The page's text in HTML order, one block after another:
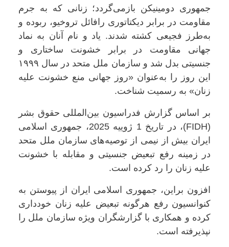
جمهوری دومینیکن بازمی‌گردد؛ زنانی که به جرم
مقاومت در برابر دیکتاتوری رافائل تروخیو، ربوده و
به‌طرز فجیعی کشته شدند. یاد و نام آنان به نماد
جهانی مقاومت در برابر خشونت ساختاری و
جنسیتی بدل شد و سازمان ملل متحد در سال ۱۹۹۹
این روز را به‌عنوان «روز جهانی منع خشونت علیه
زنان» به رسمیت شناخت.
بر اساس گزارش فدراسیون بین‌المللی حقوق بشر
(FIDH)، در تاریخ 1 ژوییه 2025، جمهوری اسلامی
ایران بیش از نیمی از توصیه‌های سازمان ملل متحد
در زمینه رفع تبعیض جنسیتی و مقابله با خشونت
علیه زنان را رد کرده است.
افزون براین، جمهوری اسلامی ایران از پیوستن به
کنوانسیون رفع هرگونه تبعیض علیه زنان خودداری
کرده و همکاری با گزارشگران ویژه سازمان ملل را
نپذیرفته است.